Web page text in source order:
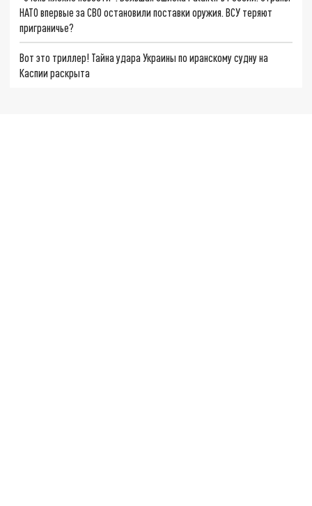
НАТО впервые за СВО остановили поставки оружия. ВСУ теряют
приграничье?
Вот это триллер! Тайна удара Украины по иранскому судну на
Каспии раскрыта